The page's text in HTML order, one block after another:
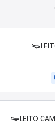
LEITO